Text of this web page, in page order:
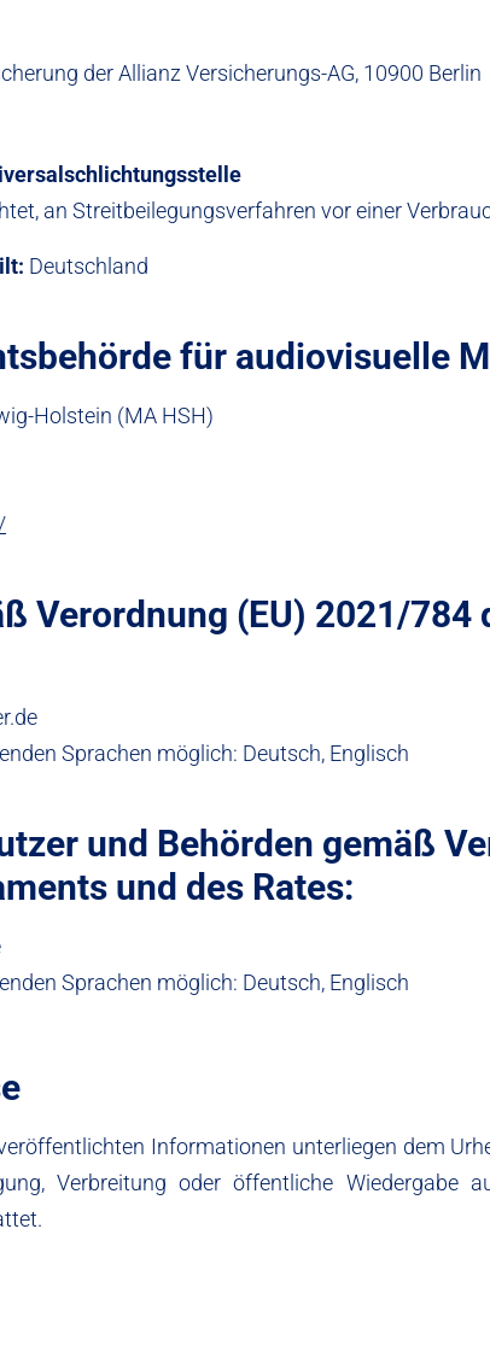
der Allianz Versicherungs-AG, 10900 Berlin
an Streitbeilegungsverfahren vor einer
Deutschland
für audiovisuelle
Holstein (MA HSH)
Verordnung (EU) 2021/784
Sprachen möglich: Deutsch, Englisch
und Behörden gemäß
und des Rates:
Sprachen möglich: Deutsch, Englisch
Informationen unterliegen dem
Verbreitung oder öffentliche Wiedergabe